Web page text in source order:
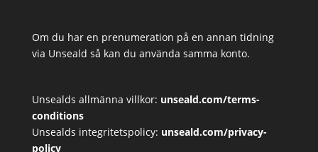
Om du har en prenumeration på en annan tidning
via Unseald så kan du använda samma konto.
Unsealds allmänna villkor: unseald.com/terms-
conditions
Unsealds integritetspolicy: unseald.com/privacy-
policy